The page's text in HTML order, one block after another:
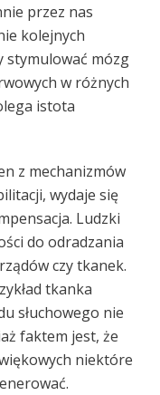
przez nas
kolejnych
stymulować mózg
w różnych
istota
z mechanizmów
wydaje się
Ludzki
do odradzania
czy tkanek.
tkanka
słuchowego nie
faktem jest, że
niektóre